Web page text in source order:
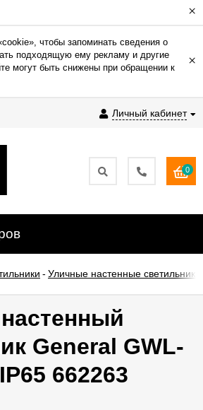
×
чтобы запоминать сведения о
подходящую ему рекламу и другие
могут быть снижены при обращении к
×
Личный кабинет
0
- Уличные настенные светильники
General GWL-
662263